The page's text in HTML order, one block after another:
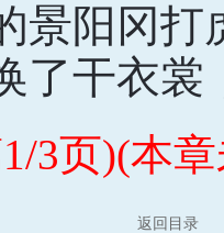
景阳冈打
了干衣裳
3页)(本
返回目录